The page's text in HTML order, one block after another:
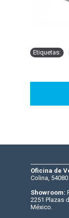
Etiquetas:
Oficina de
Colina,
Showroom:
2251 Plazas
México.